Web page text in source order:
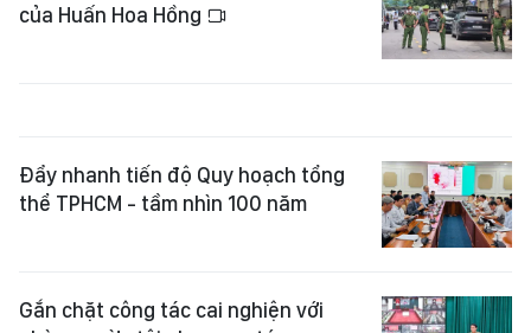
của Huấn Hoa Hồng
Đẩy nhanh tiến độ Quy hoạch tổng
thể TPHCM - tầm nhìn 100 năm
Gắn chặt công tác cai nghiện với